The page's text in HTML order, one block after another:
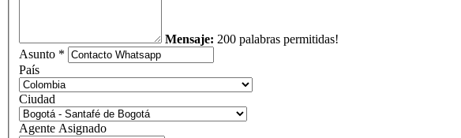
Mensaje: 200 palabras permitidas!
Asunto *
País
Ciudad
Agente Asignado